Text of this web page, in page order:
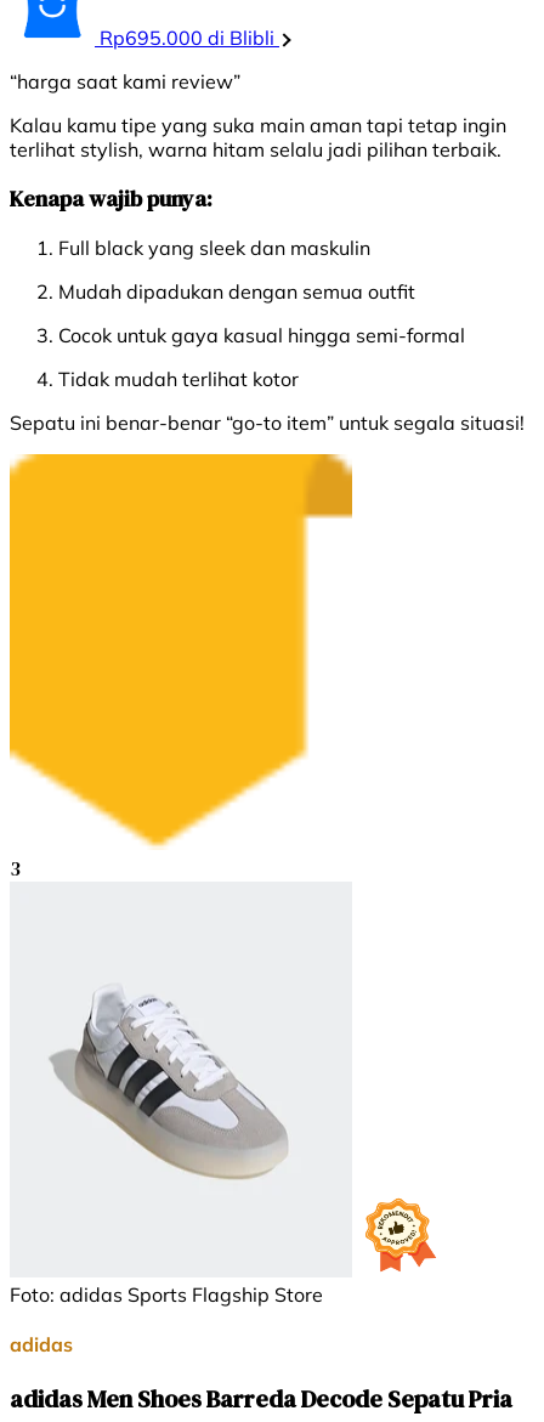
Rp695.000 di Blibli
“harga saat kami review”
Kalau kamu tipe yang suka main aman tapi tetap ingin
terlihat stylish, warna hitam selalu jadi pilihan terbaik.
Kenapa wajib punya:
Full black yang sleek dan maskulin
Mudah dipadukan dengan semua outfit
Cocok untuk gaya kasual hingga semi-formal
Tidak mudah terlihat kotor
Sepatu ini benar-benar “go-to item” untuk segala situasi!
3
Foto: adidas Sports Flagship Store
adidas
adidas Men Shoes Barreda Decode Sepatu Pria